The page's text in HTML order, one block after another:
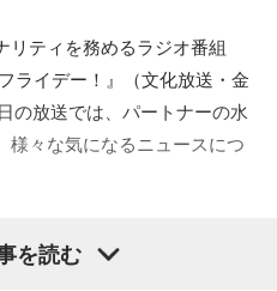
すよね？
中）／ゲスト 尾形貴弘（パ
ゲスト 林家正蔵
さやか／ゲスト ウエストラ
リティを務めるラジオ番組
ライデー！』（文化放送・金
の放送では、パートナーの水
様々な気になるニュースにつ
を読む